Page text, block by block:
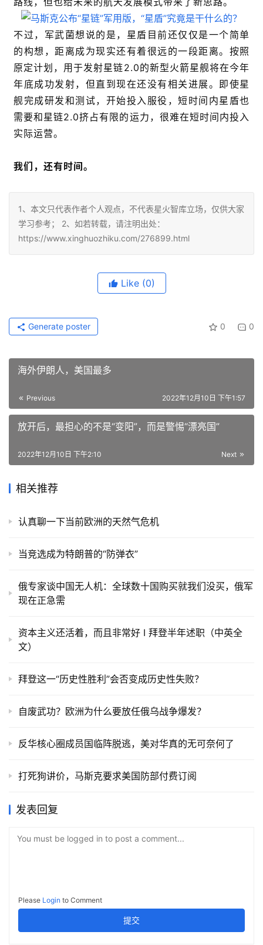
不过，军武菌想说的是，星盾目前还仅仅是一个简单
的构想，距离成为现实还有着很远的一段距离。按照
原定计划，用于发射星链2.0的新型火箭星舰将在今年
年底成功发射，但直到现在还没有相关进展。即使星
舰完成研发和测试，开始投入服役，短时间内星盾也
需要和星链2.0挤占有限的运力，很难在短时间内投入
实际运营。
我们，还有时间。
1、本文只代表作者个人观点，不代表星火智库立场，仅供大家
学习参考； 2、如若转载，请注明出处：
https://www.xinghuozhiku.com/276899.html
Like (0)
0 0
Generate poster
海外伊朗人，美国最多
Previous 2022年12月10日 下午1:57
放开后，最担心的不是“变阳”，而是警惕“漂亮国”
Next
2022年12月10日 下午2:10
相关推荐
认真聊一下当前欧洲的天然气危机
当竞选成为特朗普的“防弹衣”
俄专家谈中国无人机：全球数十国购买就我们没买，俄军
现在正急需
资本主义还活着，而且非常好 I 拜登半年述职（中英全
文）
拜登这一“历史性胜利”会否变成历史性失败？
自废武功？欧洲为什么要放任俄乌战争爆发？
反华核心圈成员国临阵脱逃，美对华真的无可奈何了
打死狗讲价，马斯克要求美国防部付费订阅
发表回复
You must be logged in to post a comment...
Please Login to Comment
提交